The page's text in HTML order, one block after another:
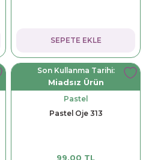
SEPETE EKLE
Son Kullanma Tarihi:
Miadsız Ürün
Pastel
Pastel Oje 313
99,00 TL